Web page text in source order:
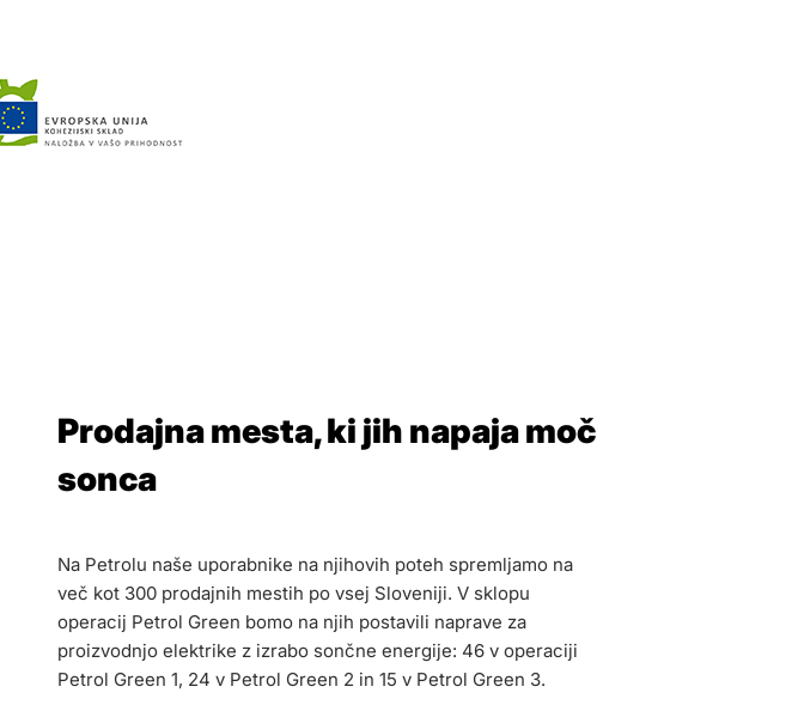
Prodajna mesta, ki jih napaja moč
sonca
Na Petrolu naše uporabnike na njihovih poteh spremljamo na
več kot 300 prodajnih mestih po vsej Sloveniji. V sklopu
operacij Petrol Green bomo na njih postavili naprave za
proizvodnjo elektrike z izrabo sončne energije: 46 v operaciji
Petrol Green 1, 24 v Petrol Green 2 in 15 v Petrol Green 3.